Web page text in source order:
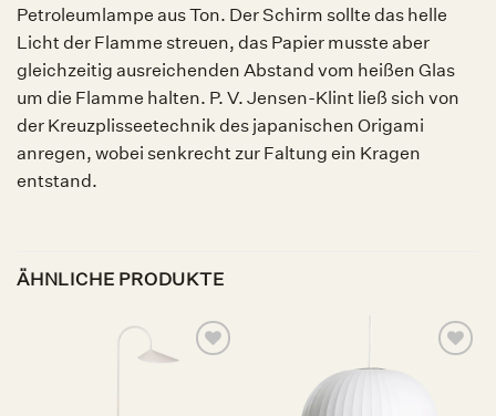
Petroleumlampe aus Ton. Der Schirm sollte das helle
Licht der Flamme streuen, das Papier musste aber
gleichzeitig ausreichenden Abstand vom heißen Glas
um die Flamme halten. P. V. Jensen-Klint ließ sich von
der Kreuzplisseetechnik des japanischen Origami
anregen, wobei senkrecht zur Faltung ein Kragen
entstand.
ÄHNLICHE PRODUKTE